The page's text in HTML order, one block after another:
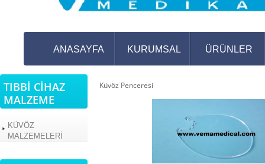
ANASAYFA KURUMSAL ÜRÜNLER
TIBBİ CİHAZ
MALZEME
KÜVÖZ
MALZEMELERİ
Küvöz Penceresi